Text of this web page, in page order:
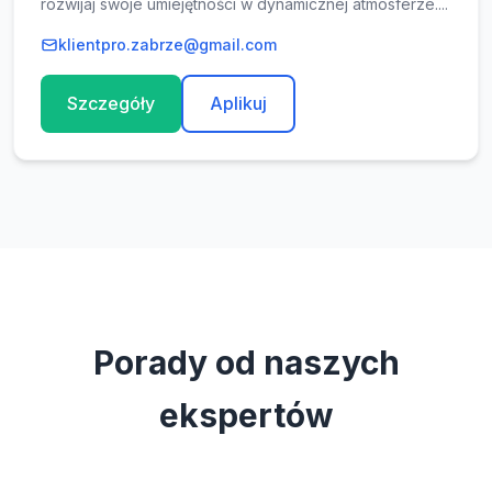
rozwijaj swoje umiejętności w dynamicznej atmosferze....
klientpro.zabrze@gmail.com
Szczegóły Aplikuj
Porady od naszych
ekspertów